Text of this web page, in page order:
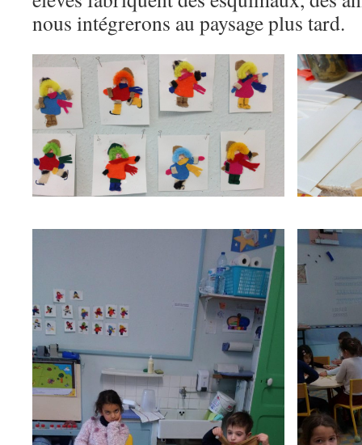
nous intégrerons au paysage plus tard.